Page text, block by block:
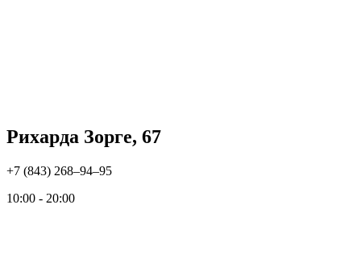
Рихарда Зорге, 67
+7 (843) 268‒94‒95
10:00 - 20:00